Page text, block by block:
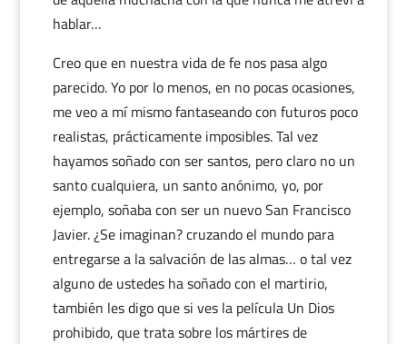
hablar…
Creo que en nuestra vida de fe nos pasa algo
parecido. Yo por lo menos, en no pocas ocasiones,
me veo a mí mismo fantaseando con futuros poco
realistas, prácticamente imposibles. Tal vez
hayamos soñado con ser santos, pero claro no un
santo cualquiera, un santo anónimo, yo, por
ejemplo, soñaba con ser un nuevo San Francisco
Javier. ¿Se imaginan? cruzando el mundo para
entregarse a la salvación de las almas… o tal vez
alguno de ustedes ha soñado con el martirio,
también les digo que si ves la película Un Dios
prohibido, que trata sobre los mártires de